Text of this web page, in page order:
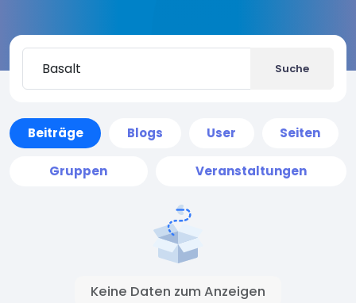
Suche
Beiträge Blogs User Seiten
Gruppen Veranstaltungen
Keine Daten zum Anzeigen